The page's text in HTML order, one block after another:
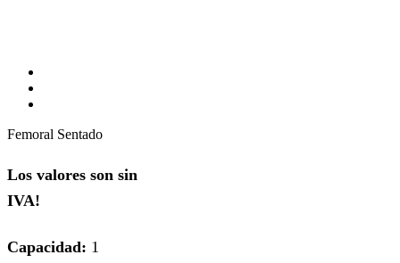
Femoral Sentado
Los valores son sin
IVA!
Capacidad: 1